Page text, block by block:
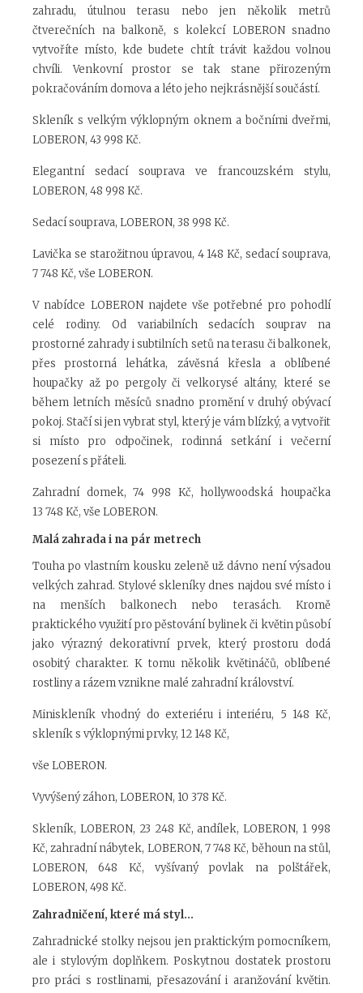
zahradu, útulnou terasu nebo jen několik metrů
čtverečních na balkoně, s kolekcí LOBERON snadno
vytvoříte místo, kde budete chtít trávit každou volnou
chvíli. Venkovní prostor se tak stane přirozeným
pokračováním domova a léto jeho nejkrásnější součástí.
Skleník s velkým výklopným oknem a bočními dveřmi,
LOBERON, 43 998 Kč.
Elegantní sedací souprava ve francouzském stylu,
LOBERON, 48 998 Kč.
Sedací souprava, LOBERON, 38 998 Kč.
Lavička se starožitnou úpravou, 4 148 Kč, sedací souprava,
7 748 Kč, vše LOBERON.
V nabídce LOBERON najdete vše potřebné pro pohodlí
celé rodiny. Od variabilních sedacích souprav na
prostorné zahrady i subtilních setů na terasu či balkonek,
přes prostorná lehátka, závěsná křesla a oblíbené
houpačky až po pergoly či velkorysé altány, které se
během letních měsíců snadno promění v druhý obývací
pokoj. Stačí si jen vybrat styl, který je vám blízký, a vytvořit
si místo pro odpočinek, rodinná setkání i večerní
posezení s přáteli.
Zahradní domek, 74 998 Kč, hollywoodská houpačka
13 748 Kč, vše LOBERON.
Malá zahrada i na pár metrech
Touha po vlastním kousku zeleně už dávno není výsadou
velkých zahrad. Stylové skleníky dnes najdou své místo i
na menších balkonech nebo terasách. Kromě
praktického využití pro pěstování bylinek či květin působí
jako výrazný dekorativní prvek, který prostoru dodá
osobitý charakter. K tomu několik květináčů, oblíbené
rostliny a rázem vznikne malé zahradní království.
Miniskleník vhodný do exteriéru i interiéru, 5 148 Kč,
skleník s výklopnými prvky, 12 148 Kč,
vše LOBERON.
Vyvýšený záhon, LOBERON, 10 378 Kč.
Skleník, LOBERON, 23 248 Kč, andílek, LOBERON, 1 998
Kč, zahradní nábytek, LOBERON, 7 748 Kč, běhoun na stůl,
LOBERON, 648 Kč, vyšívaný povlak na polštářek,
LOBERON, 498 Kč.
Zahradničení, které má styl...
Zahradnické stolky nejsou jen praktickým pomocníkem,
ale i stylovým doplňkem. Poskytnou dostatek prostoru
pro práci s rostlinami, přesazování i aranžování květin.